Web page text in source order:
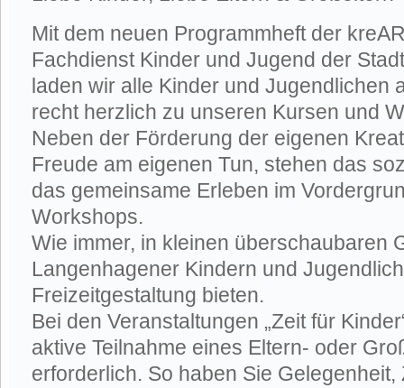
Mit dem neuen Programmheft der
Fachdienst Kinder und Jugend der
laden wir alle Kinder und Jugendlichen
recht herzlich zu unseren Kursen und
Neben der Förderung der eigenen
Freude am eigenen Tun, stehen das
das gemeinsame Erleben im
Workshops.
Wie immer, in kleinen überschaubaren
Langenhagener Kindern und
Freizeitgestaltung bieten.
Bei den Veranstaltungen „Zeit für
aktive Teilnahme eines Eltern- oder
erforderlich. So haben Sie Gelegenheit,